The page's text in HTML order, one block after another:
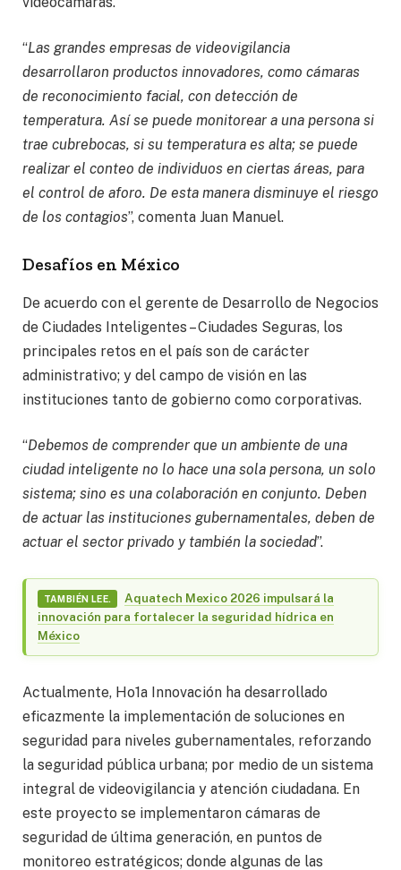
“Las grandes empresas de videovigilancia
desarrollaron productos innovadores, como cámaras
de reconocimiento facial, con detección de
temperatura. Así se puede monitorear a una persona si
trae cubrebocas, si su temperatura es alta; se puede
realizar el conteo de individuos en ciertas áreas, para
el control de aforo. De esta manera disminuye el riesgo
de los contagios”, comenta Juan Manuel.
Desafíos en México
De acuerdo con el gerente de Desarrollo de Negocios
de Ciudades Inteligentes – Ciudades Seguras, los
principales retos en el país son de carácter
administrativo; y del campo de visión en las
instituciones tanto de gobierno como corporativas.
“Debemos de comprender que un ambiente de una
ciudad inteligente no lo hace una sola persona, un solo
sistema; sino es una colaboración en conjunto. Deben
de actuar las instituciones gubernamentales, deben de
actuar el sector privado y también la sociedad”.
TAMBIÉN LEE.
Aquatech Mexico 2026 impulsará la
innovación para fortalecer la seguridad hídrica en
México
Actualmente, Ho1a Innovación ha desarrollado
eficazmente la implementación de soluciones en
seguridad para niveles gubernamentales, reforzando
la seguridad pública urbana; por medio de un sistema
integral de videovigilancia y atención ciudadana. En
este proyecto se implementaron cámaras de
seguridad de última generación, en puntos de
monitoreo estratégicos; donde algunas de las